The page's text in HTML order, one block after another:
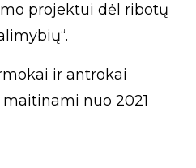
projektui dėl ribotų
ir antrokai
nuo 2021